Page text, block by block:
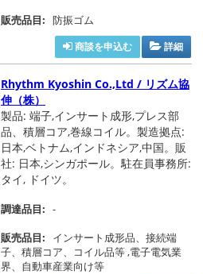
販売品目: 防振ゴム
詳細
商談を申込む
Rhythm Kyoshin Co.,Ltd / リズム協
伸（株）
製品: 端子,インサート成形,プレス部
品、積層コア,巻線コイル。製造拠点:
日本,ベトナム,インドネシア,中国。販
社: 日本,シンガポール。駐在員事務所:
タイ, ドイツ。
調達品目: -
販売品目:
インサート成形品、接続端
子、積層コア、コイル品等 ,電子電気業
界、自動車産業向け等